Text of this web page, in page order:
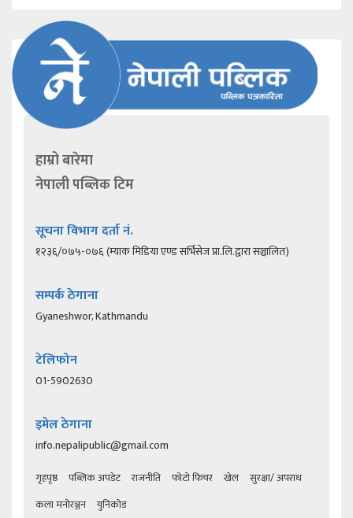
हाम्रो बारेमा
नेपाली पब्लिक टिम
सूचना विभाग दर्ता नं.
१२३६/०७५-०७६ (म्याक मिडिया एण्ड सर्भिसेज प्रा.लि.द्वारा सञ्चालित)
सम्पर्क ठेगाना
Gyaneshwor, Kathmandu
टेलिफोन
01-5902630
इमेल ठेगाना
info.nepalipublic@gmail.com
गृहपृष्ठ पब्लिक अपडेट राजनीति फोटो फिचर खेल
सुरक्षा/ अपराध
कला मनोरञ्जन
युनिकोड